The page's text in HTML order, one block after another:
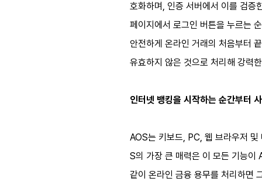
호화하며, 인증 서버에서 이를 검증
페이지에서 로그인 버튼을 누르는
안전하게 온라인 거래의 처음부터
유효하지 않은 것으로 처리해 강력
인터넷 뱅킹을 시작하는 순간부터
AOS는 키보드, PC, 웹 브라우저 및
S의 가장 큰 매력은 이 모든 기능이
같이 온라인 금융 용무를 처리하면